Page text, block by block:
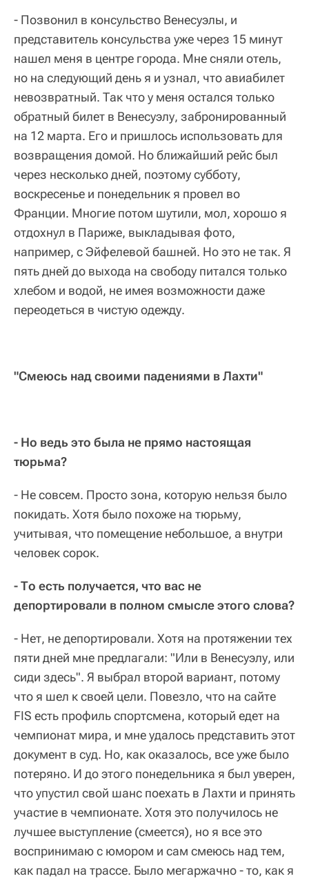
- Позвонил в консульство Венесуэлы, и
представитель консульства уже через 15 минут
нашел меня в центре города. Мне сняли отель,
но на следующий день я и узнал, что авиабилет
невозвратный. Так что у меня остался только
обратный билет в Венесуэлу, забронированный
на 12 марта. Его и пришлось использовать для
возвращения домой. Но ближайший рейс был
через несколько дней, поэтому субботу,
воскресенье и понедельник я провел во
Франции. Многие потом шутили, мол, хорошо я
отдохнул в Париже, выкладывая фото,
например, с Эйфелевой башней. Но это не так. Я
пять дней до выхода на свободу питался только
хлебом и водой, не имея возможности даже
переодеться в чистую одежду.
"Смеюсь над своими падениями в Лахти"
- Но ведь это была не прямо настоящая
тюрьма?
- Не совсем. Просто зона, которую нельзя было
покидать. Хотя было похоже на тюрьму,
учитывая, что помещение небольшое, а внутри
человек сорок.
- То есть получается, что вас не
депортировали в полном смысле этого слова?
- Нет, не депортировали. Хотя на протяжении тех
пяти дней мне предлагали: "Или в Венесуэлу, или
сиди здесь". Я выбрал второй вариант, потому
что я шел к своей цели. Повезло, что на сайте
FIS есть профиль спортсмена, который едет на
чемпионат мира, и мне удалось представить этот
документ в суд. Но, как оказалось, все уже было
потеряно. И до этого понедельника я был уверен,
что упустил свой шанс поехать в Лахти и принять
участие в чемпионате. Хотя это получилось не
лучшее выступление (смеется), но я все это
воспринимаю с юмором и сам смеюсь над тем,
как падал на трассе. Было мегаржачно - то, как я